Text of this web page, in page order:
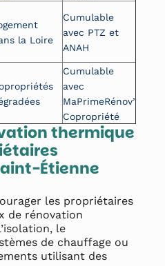
la Loire
Cumulable
avec PTZ et
ANAH
Cumulable
avec
MaPrimeRénov’
Copropriété
thermique
Étienne
les propriétaires
de rénovation
le
de chauffage ou
utilisant des